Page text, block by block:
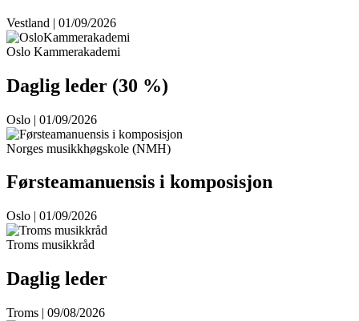
Vestland | 01/09/2026
Oslo Kammerakademi
Daglig leder (30 %)
Oslo | 01/09/2026
Norges musikkhøgskole (NMH)
Førsteamanuensis i komposisjon
Oslo | 01/09/2026
Troms musikkråd
Daglig leder
Troms | 09/08/2026